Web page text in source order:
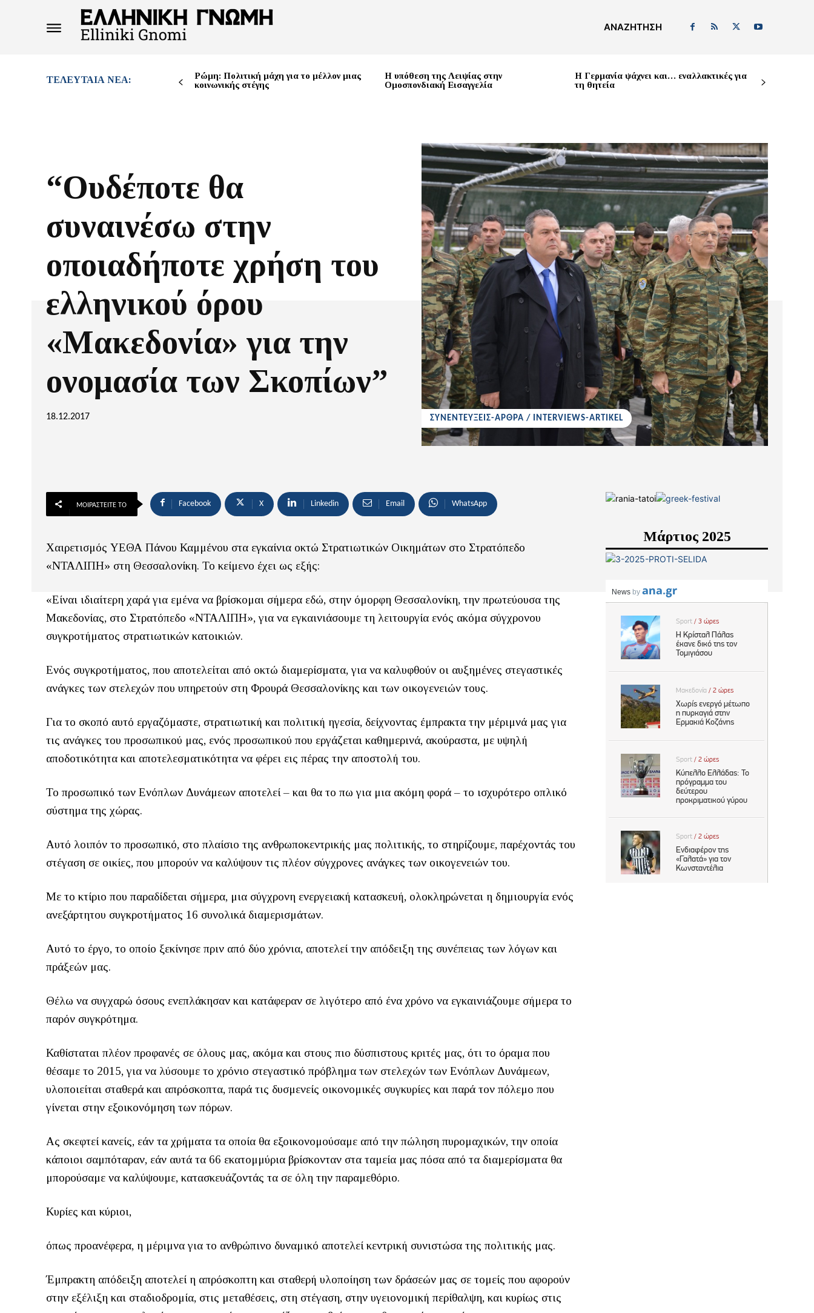
ΑΝΑΖΉΤΗΣΗ
ΤΕΛΕΥΤΑΊΑ ΝΈΑ:
Ρώμη: Πολιτική μάχη για το μέλλον μιας
κοινωνικής στέγης
Η υπόθεση της Λειψίας στην
Ομοσπονδιακή Εισαγγελία
H Γερμανία ψάχνει και… εναλλακτικές για
τη θητεία
“Ουδέποτε θα
συναινέσω στην
οποιαδήποτε χρήση του
ελληνικού όρου
«Μακεδονία» για την
ονομασία των Σκοπίων”
18.12.2017 ΣΥΝΕΝΤΕΥΞΕΙΣ-ΑΡΘΡΑ / INTERVIEWS-ARTIKEL
ΜΟΙΡΑΣΤΕΊΤΕ ΤΟ Facebook X Linkedin Email WhatsApp
Χαιρετισμός ΥΕΘΑ Πάνου Καμμένου στα εγκαίνια οκτώ Στρατιωτικών Οικημάτων στο Στρατόπεδο
«ΝΤΑΛΙΠΗ» στη Θεσσαλονίκη. Το κείμενο έχει ως εξής:
«Είναι ιδιαίτερη χαρά για εμένα να βρίσκομαι σήμερα εδώ, στην όμορφη Θεσσαλονίκη, την πρωτεύουσα της
Μακεδονίας, στο Στρατόπεδο «ΝΤΑΛΙΠΗ», για να εγκαινιάσουμε τη λειτουργία ενός ακόμα σύγχρονου
συγκροτήματος στρατιωτικών κατοικιών.
Ενός συγκροτήματος, που αποτελείται από οκτώ διαμερίσματα, για να καλυφθούν οι αυξημένες στεγαστικές
ανάγκες των στελεχών που υπηρετούν στη Φρουρά Θεσσαλονίκης και των οικογενειών τους.
Για το σκοπό αυτό εργαζόμαστε, στρατιωτική και πολιτική ηγεσία, δείχνοντας έμπρακτα την μέριμνά μας για
τις ανάγκες του προσωπικού μας, ενός προσωπικού που εργάζεται καθημερινά, ακούραστα, με υψηλή
αποδοτικότητα και αποτελεσματικότητα να φέρει εις πέρας την αποστολή του.
Το προσωπικό των Ενόπλων Δυνάμεων αποτελεί – και θα το πω για μια ακόμη φορά – το ισχυρότερο οπλικό
σύστημα της χώρας.
Αυτό λοιπόν το προσωπικό, στο πλαίσιο της ανθρωποκεντρικής μας πολιτικής, το στηρίζουμε, παρέχοντάς του
στέγαση σε οικίες, που μπορούν να καλύψουν τις πλέον σύγχρονες ανάγκες των οικογενειών του.
Με το κτίριο που παραδίδεται σήμερα, μια σύγχρονη ενεργειακή κατασκευή, ολοκληρώνεται η δημιουργία ενός
ανεξάρτητου συγκροτήματος 16 συνολικά διαμερισμάτων.
Αυτό το έργο, το οποίο ξεκίνησε πριν από δύο χρόνια, αποτελεί την απόδειξη της συνέπειας των λόγων και
πράξεών μας.
Θέλω να συγχαρώ όσους ενεπλάκησαν και κατάφεραν σε λιγότερο από ένα χρόνο να εγκαινιάζουμε σήμερα το
παρόν συγκρότημα.
Καθίσταται πλέον προφανές σε όλους μας, ακόμα και στους πιο δύσπιστους κριτές μας, ότι το όραμα που
θέσαμε το 2015, για να λύσουμε το χρόνιο στεγαστικό πρόβλημα των στελεχών των Ενόπλων Δυνάμεων,
υλοποιείται σταθερά και απρόσκοπτα, παρά τις δυσμενείς οικονομικές συγκυρίες και παρά τον πόλεμο που
γίνεται στην εξοικονόμηση των πόρων.
Ας σκεφτεί κανείς, εάν τα χρήματα τα οποία θα εξοικονομούσαμε από την πώληση πυρομαχικών, την οποία
κάποιοι σαμπόταραν, εάν αυτά τα 66 εκατομμύρια βρίσκονταν στα ταμεία μας πόσα από τα διαμερίσματα θα
μπορούσαμε να καλύψουμε, κατασκευάζοντάς τα σε όλη την παραμεθόριο.
Κυρίες και κύριοι,
όπως προανέφερα, η μέριμνα για το ανθρώπινο δυναμικό αποτελεί κεντρική συνιστώσα της πολιτικής μας.
Έμπρακτη απόδειξη αποτελεί η απρόσκοπτη και σταθερή υλοποίηση των δράσεών μας σε τομείς που αφορούν
στην εξέλιξη και σταδιοδρομία, στις μεταθέσεις, στη στέγαση, στην υγειονομική περίθαλψη, και κυρίως στις
Μάρτιος 2025